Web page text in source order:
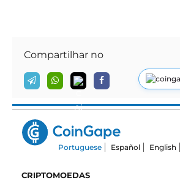
Compartilhar no
Portuguese Español English
CRIPTOMOEDAS